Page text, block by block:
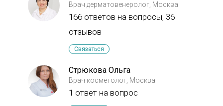
нужно только ждать . Хотелось
бы поскорее избавится от
огромных щёк и в шее будто жир
Врач дерматовенеролог, Москва
166 ответов на вопросы, 36
отзывов
Связаться
Стрюкова Ольга
Врач косметолог, Москва
1 ответ на вопрос